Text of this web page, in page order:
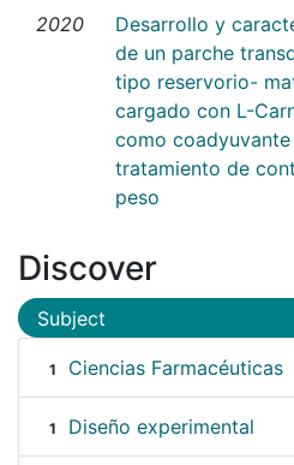
2020
Desarrollo y
de un parche
tipo reservorio-
cargado con L-
como coadyuvante
tratamiento de
peso
Discover
Subject
1 Ciencias Farmacéuticas
1 Diseño experimental